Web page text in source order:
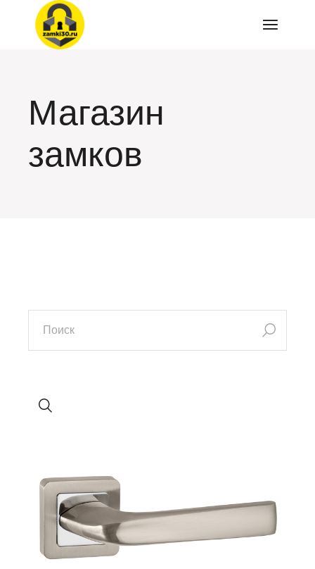
Перейти
содержимому
Магазин
замков
искать: